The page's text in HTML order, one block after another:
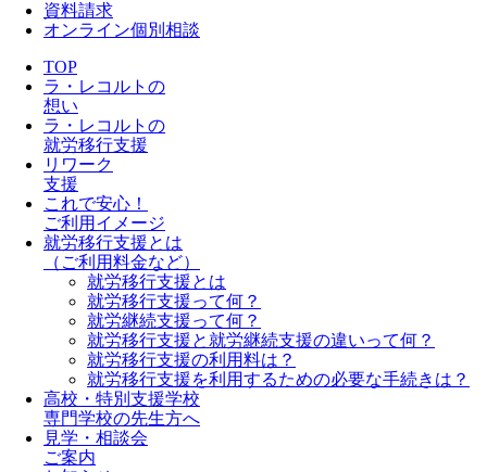
資料請求
オンライン個別相談
TOP
ラ・レコルトの
想い
ラ・レコルトの
就労移行支援
リワーク
支援
これで安心！
ご利用イメージ
就労移行支援とは
（ご利用料金など）
就労移行支援とは
就労移行支援って何？
就労継続支援って何？
就労移行支援と就労継続支援の違いって何？
就労移行支援の利用料は？
就労移行支援を利用するための必要な手続きは？
高校・特別支援学校
専門学校の先生方へ
見学・相談会
ご案内